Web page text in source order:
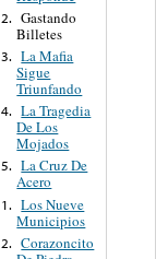
2. Gastando
Billetes
3. La Mafia
Sigue
Triunfando
4. La Tragedia
De Los
Mojados
5. La Cruz De
Acero
1. Los Nueve
Municipios
2. Corazoncito